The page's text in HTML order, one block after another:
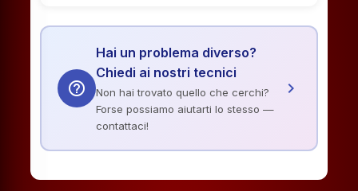
help_outline
Hai un problema diverso?
Chiedi ai nostri tecnici
Non hai trovato quello che cerchi?
Forse possiamo aiutarti lo stesso —
contattaci!
chevron_right